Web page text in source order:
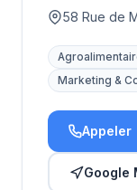
58 Rue de
Marketing &
Appeler
Google